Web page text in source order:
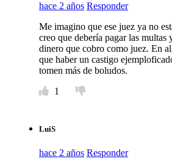
hace 2 años Responder
Me imagino que ese juez ya no
creo que debería pagar las
dinero que cobro como juez. En
que haber un castigo
tomen más de boludos.
1
LuiS
hace 2 años Responder